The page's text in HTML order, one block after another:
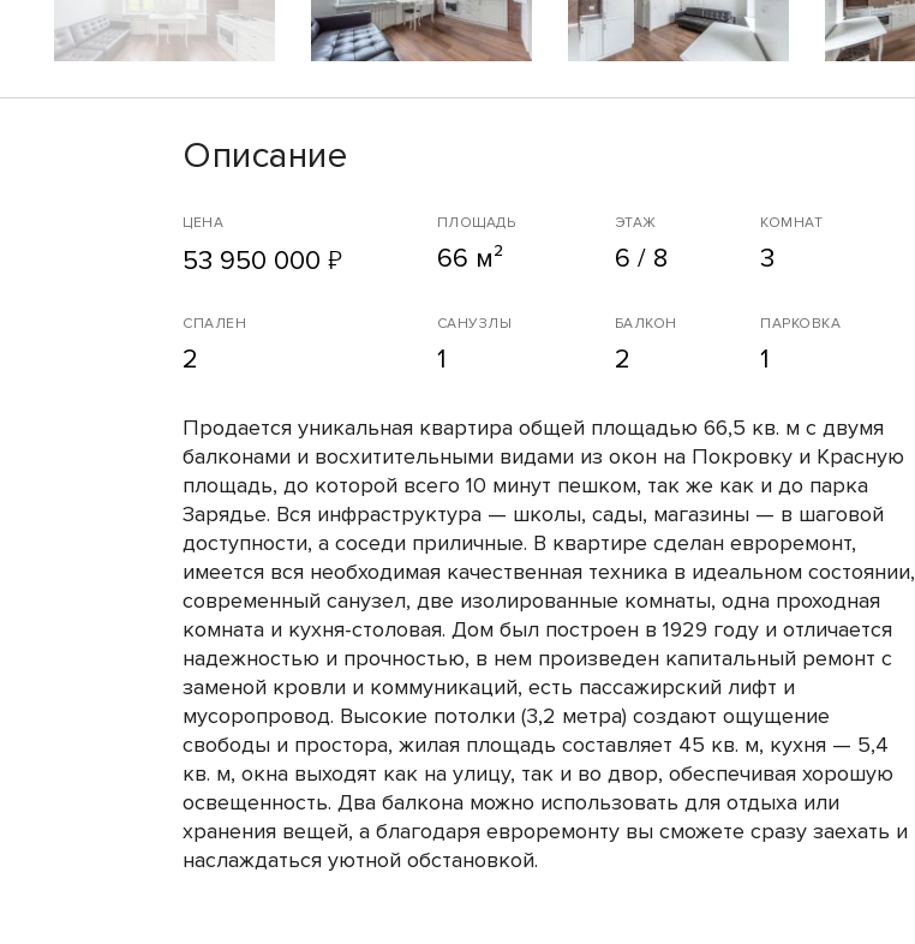
Описание
ЦЕНА
53 950 000 ₽
ПЛОЩАДЬ
66 м²
ЭТАЖ
6 / 8
КОМНАТ
3
СПАЛЕН
2
САНУЗЛЫ
1
БАЛКОН
2
ПАРКОВКА
1
Продается уникальная квартира общей площадью 66,5 кв. м с двумя
балконами и восхитительными видами из окон на Покровку и Красную
площадь, до которой всего 10 минут пешком, так же как и до парка
Зарядье. Вся инфраструктура — школы, сады, магазины — в шаговой
доступности, а соседи приличные. В квартире сделан евроремонт,
имеется вся необходимая качественная техника в идеальном состоянии,
современный санузел, две изолированные комнаты, одна проходная
комната и кухня-столовая. Дом был построен в 1929 году и отличается
надежностью и прочностью, в нем произведен капитальный ремонт с
заменой кровли и коммуникаций, есть пассажирский лифт и
мусоропровод. Высокие потолки (3,2 метра) создают ощущение
свободы и простора, жилая площадь составляет 45 кв. м, кухня — 5,4
кв. м, окна выходят как на улицу, так и во двор, обеспечивая хорошую
освещенность. Два балкона можно использовать для отдыха или
хранения вещей, а благодаря евроремонту вы сможете сразу заехать и
наслаждаться уютной обстановкой.